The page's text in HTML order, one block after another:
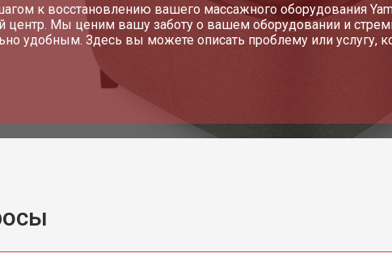
к восстановлению вашего массажного оборудования
центр. Мы ценим вашу заботу о вашем оборудовании и
удобным. Здесь вы можете описать проблему или услугу,